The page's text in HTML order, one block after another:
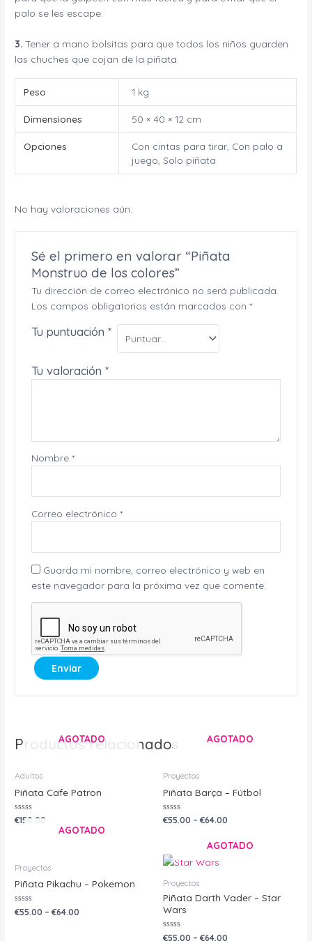
palo se les escape.
3. Tener a mano bolsitas para que todos los niños guarden
las chuches que cojan de la piñata.
Peso 1 kg
Dimensiones 50 × 40 × 12 cm
Opciones
Con cintas para tirar, Con palo a
juego, Solo piñata
No hay valoraciones aún.
Sé el primero en valorar “Piñata
Monstruo de los colores”
Tu dirección de correo electrónico no será publicada.
Los campos obligatorios están marcados con *
Tu puntuación *
Tu valoración *
Nombre *
Correo electrónico *
Guarda mi nombre, correo electrónico y web en
este navegador para la próxima vez que comente.
Productos relacionados
AGOTADO
Adultos
Piñata Cafe Patron
Valorado
€150.00
AGOTADO
Proyectos
Piñata Barça – Fútbol
Valorado
€55.00 – €64.00
AGOTADO
Proyectos
Piñata Pikachu – Pokemon
Valorado
con
€55.00 –€64.00
AGOTADO
Proyectos
Piñata Darth Vader – Star
Wars
Valorado
€55.00 – €64.00